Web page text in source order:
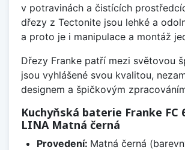
v potravinách a čistících
dřezy z Tectonite jsou lehké a
a proto je i manipulace a montáž
Dřezy Franke patří mezi světovou
jsou vyhlášené svou kvalitou,
designem a špičkovým
Kuchyňská baterie Franke FC
LINA Matná černá
Provedení: Matná černá